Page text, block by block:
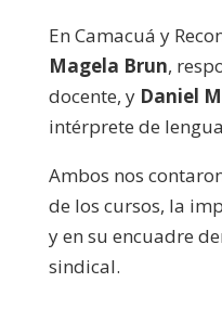
En Camacuá y
Magela Brun,
docente, y Daniel
intérprete de
Ambos nos
de los cursos, la
y en su encuadre
sindical.